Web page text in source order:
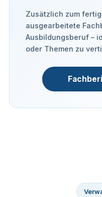
Zusätzlich zum
ausgearbeitete
Ausbildungsberuf –
oder Themen zu